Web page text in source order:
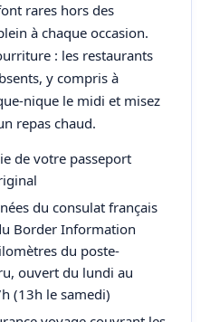
rares hors des
à chaque occasion.
: les restaurants
y compris à
nique le midi et misez
repas chaud.
de votre passeport
du consulat français
Border Information
du poste-
ouvert du lundi au
(13h le samedi)